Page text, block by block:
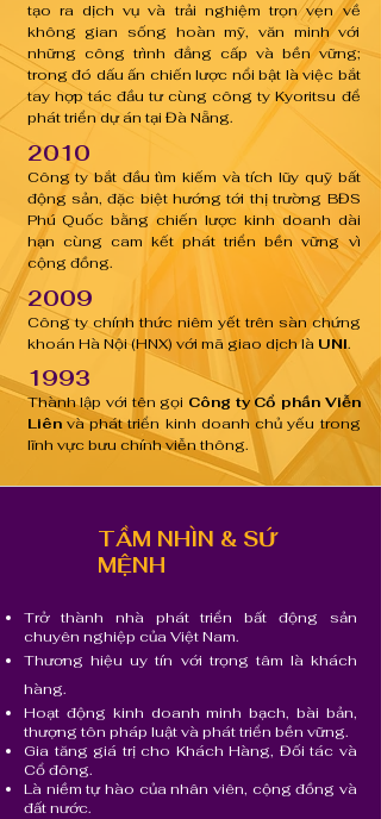
tạo ra dịch vụ và trải nghiệm trọn vẹn về
không gian sống hoàn mỹ, văn minh với
những công trình đẳng cấp và bền vững;
trong đó dấu ấn chiến lược nổi bật là việc bắt
tay hợp tác đầu tư cùng công ty Kyoritsu để
phát triển dự án tại Đà Nẵng.
2010
Công ty bắt đầu tìm kiếm và tích lũy quỹ bất
động sản, đặc biệt hướng tới thị trường BĐS
Phú Quốc bằng chiến lược kinh doanh dài
hạn cùng cam kết phát triển bền vững vì
cộng đồng.
2009
Công ty chính thức niêm yết trên sàn chứng
khoán Hà Nội (HNX) với mã giao dịch là UNI.
1993
Thành lập với tên gọi Công ty Cổ phần Viễn
Liênvà phát triển kinh doanh chủ yếu trong
lĩnh vực bưu chính viễn thông.
TẦM NHÌN & SỨ
MỆNH
Trở thành nhà phát triển bất động sản
chuyên nghiệp của Việt Nam.
Thương hiệu uy tín với trọng tâm là khách
hàng.
Hoạt động kinh doanh minh bạch, bài bản,
thượng tôn pháp luật và phát triển bền vững.
Gia tăng giá trị cho Khách Hàng, Đối tác và
Cổ đông.
Là niềm tự hào của nhân viên, cộng đồng và
đất nước.